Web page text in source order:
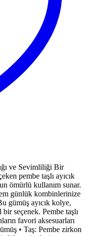
ve Sevimliliği Bir
pembe taşlı ayıcık
ömürlü kullanım sunar.
günlük kombinlerinize
gümüş ayıcık kolye,
seçenek. Pembe taşlı
favori aksesuarları
• Taş: Pembe zirkon